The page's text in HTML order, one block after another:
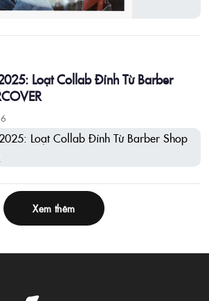
Loạt Collab Đỉnh Từ Barber
Xem thêm